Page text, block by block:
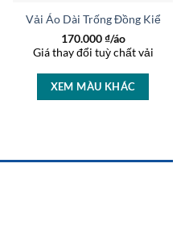
AD 46464
Vải Áo Dài Trống Đồng Kiểu
170.000₫/áo
Giá thay đổi tuỳ chất vải
XEM MÀU KHÁC